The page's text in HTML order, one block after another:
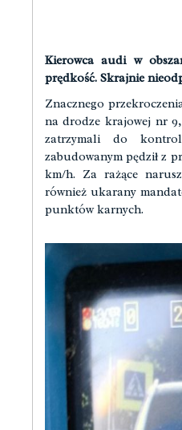
Kierowca audi w
prędkość. Skrajnie
Znacznego
na drodze krajowej nr
zatrzymali do
zabudowanym pędził z
km/h. Za rażące
również ukarany
punktów karnych.